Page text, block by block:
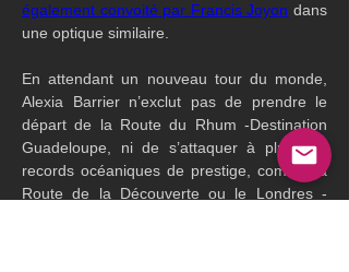
également convoité par Francis Joyon dans
une optique similaire.
En attendant un nouveau tour du monde,
Alexia Barrier n’exclut pas de prendre le
départ de la Route du Rhum -Destination
Guadeloupe, ni de s’attaquer à plusieurs
records océaniques de prestige, comme la
Route de la Découverte ou le Londres -